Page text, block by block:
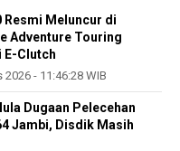
Resmi Meluncur di
Adventure Touring
E-Clutch
- 11:46:28 WIB
Dugaan Pelecehan
Jambi, Disdik Masih